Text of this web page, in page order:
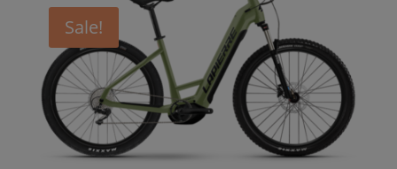
Sale!